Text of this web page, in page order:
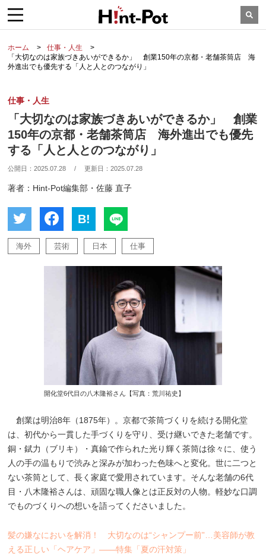
ホーム
仕事・人生
「大切なのは家族づきあいができるか」 創業150年の京都・老舗茶筒店 海
外進出でも優先する「人と人とのつながり」
仕事・人生
「大切なのは家族づきあいができるか」 創業
150年の京都・老舗茶筒店 海外進出でも優先
する「人と人とのつながり」
公開日：2025.07.28 / 更新日：2025.07.28
著者：Hint-Pot編集部・佐藤 直子
B!
海外 芸術 日本 仕事
開化堂6代目の八木隆裕さん【写真：荒川祐史】
創業は明治8年（1875年）。京都で茶筒づくりを続ける開化堂
は、初代から一貫した手づくりを守り、受け継いできた老舗です。
銅・錻力（ブリキ）・真鍮で作られた光り輝く茶筒は徐々に、使う
人の手の温もりで渋みと深みが加わった色味へと変化。世に二つと
ない茶筒として、長く家庭で愛用されています。そんな老舗の6代
目・八木隆裕さんは、頑固な職人像とは正反対の人物。軽妙な口調
でものづくりへの想いを語ってくださいました。
髪の嫌なにおいを解消！ 大切なのは“シャンプー前”…美容師が教
える正しい「ヘアケア」――特集「夏の汗対策」